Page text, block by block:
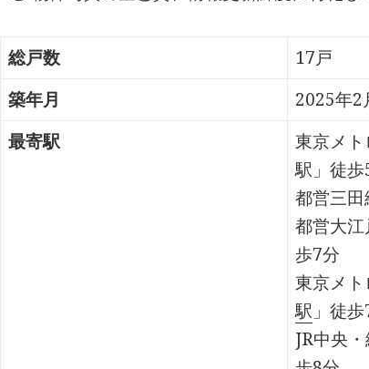
総戸数
17戸
築年月
2025年2
最寄駅
東京メ
駅」徒歩
都営三
都営大
歩7分
東京メ
駅 」徒
JR中央